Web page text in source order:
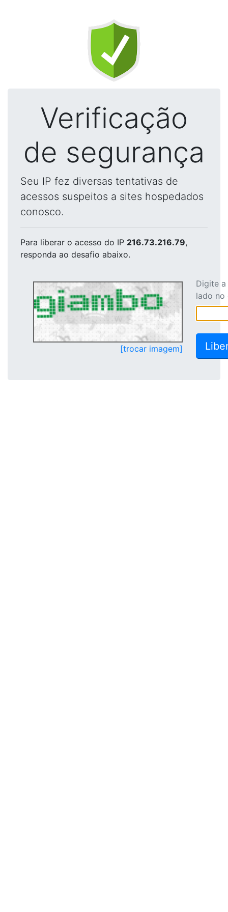
Verificação
de segurança
Seu IP fez diversas tentativas de
acessos suspeitos a sites hospedados
conosco.
Para liberar o acesso do IP 216.73.216.79,
responda ao desafio abaixo.
[trocar imagem]
Digite
lado no